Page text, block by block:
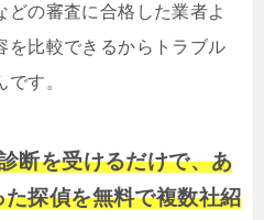
の審査に合格した業者よ
を比較できるからトラブル
す。
断を受けるだけで、あ
探偵を無料で複数社紹